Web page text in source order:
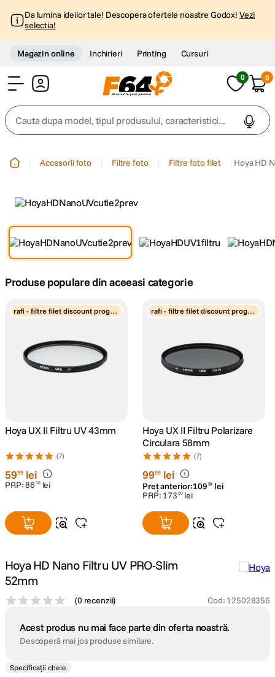
Da lumina ideilor tale! Descopera ofertele noastre Godox! Vezi
selectia!
Magazin online Inchirieri Printing Cursuri
0 0
Cauta dupa model, tipul produsului, caracteristici...
3. trepied telefon
7.
Accesorii foto Filtre foto Filtre foto filet Hoya HD
Produse populare din aceeasi categorie
rafi - filtre filet discount progre
Hoya UX II Filtru UV 43mm
(7)
5999 lei
PRP:86 00 lei
rafi - filtre filet discount progre
Hoya UX II Filtru Polarizare
Circulara 58mm
(7)
9999 lei
Preț anterior:109 99 lei
PRP: 173 00 lei
Hoya HD Nano Filtru UV PRO-Slim
52mm
(0 recenzii) Cod: 125028356
Acest produs nu mai face parte din oferta noastră.
Descoperă mai jos produse similare.
Specificații cheie